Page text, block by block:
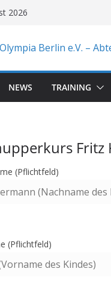
2026
NEWS TRAINING
Fritz
(Pflichtfeld)
(Pflichtfeld)